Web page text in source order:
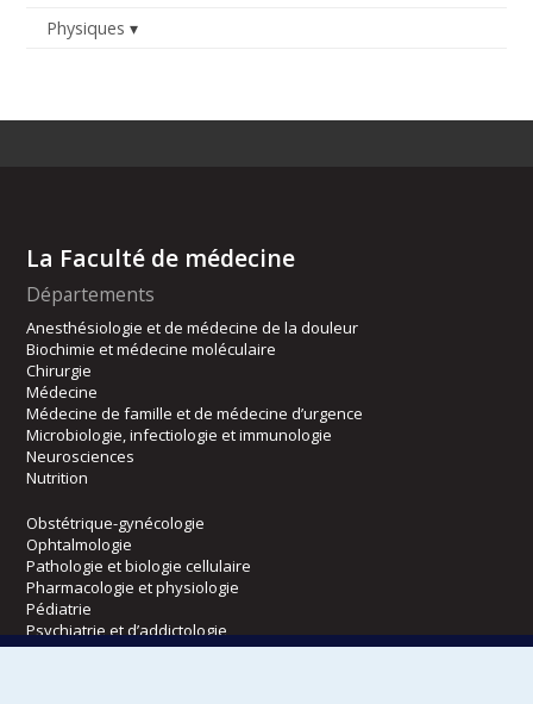
Physiques
La Faculté de médecine
Départements
Anesthésiologie et de médecine de la douleur
Biochimie et médecine moléculaire
Chirurgie
Médecine
Médecine de famille et de médecine d’urgence
Microbiologie, infectiologie et immunologie
Neurosciences
Nutrition
Obstétrique-gynécologie
Ophtalmologie
Pathologie et biologie cellulaire
Pharmacologie et physiologie
Pédiatrie
Psychiatrie et d’addictologie
Radiologie, radio-oncologie et médecine nucléaire